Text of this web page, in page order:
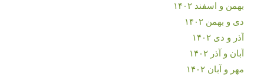
بهمن و اسفند ۱۴۰۲
دی و بهمن ۱۴۰۲
آذر و دی ۱۴۰۲
آبان و آذر ۱۴۰۲
مهر و آبان ۱۴۰۲